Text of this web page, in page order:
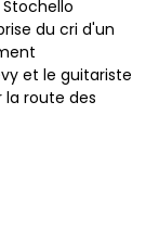
du cri d'un
et le guitariste
la route des